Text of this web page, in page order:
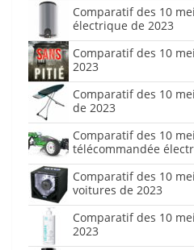
Comparatif des 10
électrique de 2023
Comparatif des 10
2023
Comparatif des 10
de 2023
Comparatif des 10
télécommandée
Comparatif des 10
voitures de 2023
Comparatif des 10
2023